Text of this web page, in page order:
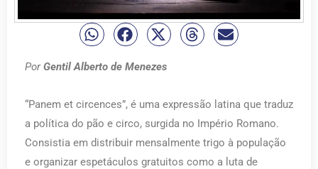
PorGentil Alberto de Menezes
“Panem et circences”, é uma expressão latina que traduz
a política do pão e circo, surgida no Império Romano.
Consistia em distribuir mensalmente trigo à população
e organizar espetáculos gratuitos como a luta de